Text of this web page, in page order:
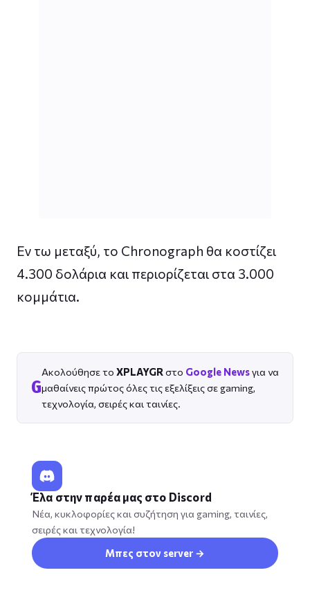
Εν τω μεταξύ, το Chronograph θα κοστίζει
4.300 δολάρια και περιορίζεται στα 3.000
κομμάτια.
G
Ακολούθησε το XPLAYGR στο Google Newsγια να
μαθαίνεις πρώτος όλες τις εξελίξεις σε gaming,
τεχνολογία, σειρές και ταινίες.
Έλα στην παρέα μας στο Discord
Νέα, κυκλοφορίες και συζήτηση για gaming, ταινίες,
σειρές και τεχνολογία!
Μπες στον server →